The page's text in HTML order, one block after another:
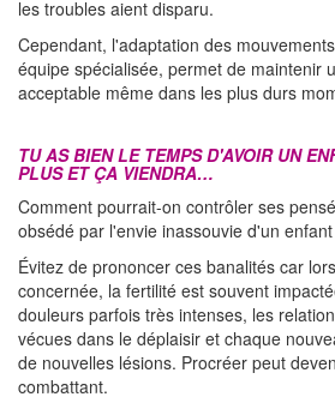
les troubles aient disparu.
Cependant, l'adaptation des
équipe spécialisée, permet de maintenir
acceptable même dans les plus durs
TU AS BIEN LE TEMPS D'AVOIR UN
PLUS ET ÇA VIENDRA…
Comment pourrait-on contrôler ses
obsédé par l'envie inassouvie d'un
Évitez de prononcer ces banalités car
concernée, la fertilité est souvent
douleurs parfois très intenses, les
vécues dans le déplaisir et chaque
de nouvelles lésions. Procréer peut
combattant.